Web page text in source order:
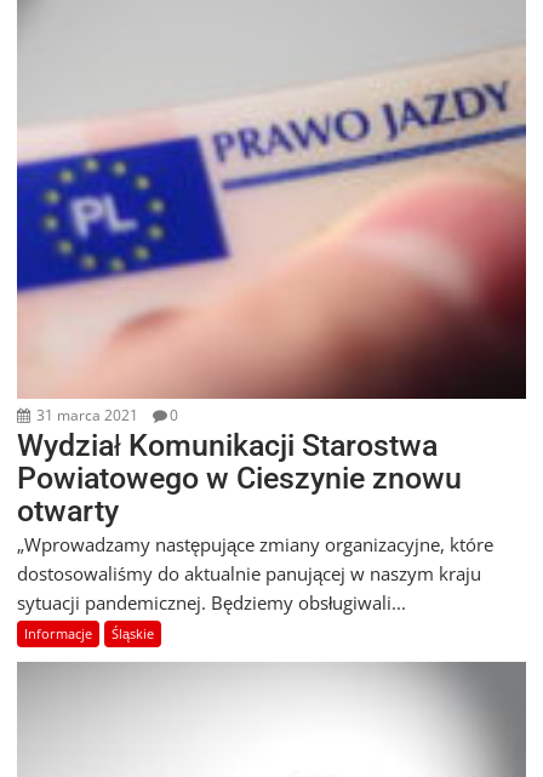
31 marca 2021 0
Wydział Komunikacji Starostwa
Powiatowego w Cieszynie znowu
otwarty
„Wprowadzamy następujące zmiany organizacyjne, które
dostosowaliśmy do aktualnie panującej w naszym kraju
sytuacji pandemicznej. Będziemy obsługiwali...
Informacje Śląskie